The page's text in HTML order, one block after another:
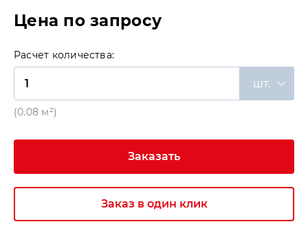
Цена по запросу
Расчет количества:
шт.
(0.08 м²)
Заказать
Заказ в один клик